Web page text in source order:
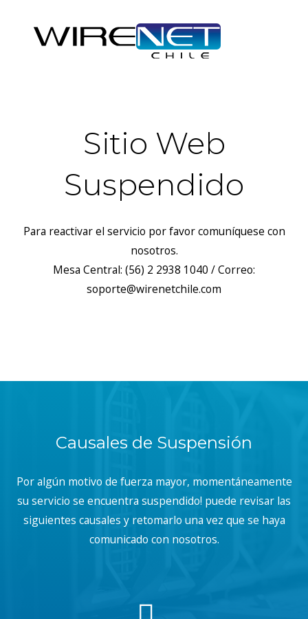
Sitio Web
Suspendido
Para reactivar el servicio por favor comuníquese con
nosotros.
Mesa Central: (56) 2 2938 1040 / Correo:
soporte@wirenetchile.com
Causales de Suspensión
Por algún motivo de fuerza mayor, momentáneamente
su servicio se encuentra suspendido! puede revisar las
siguientes causales y retomarlo una vez que se haya
comunicado con nosotros.